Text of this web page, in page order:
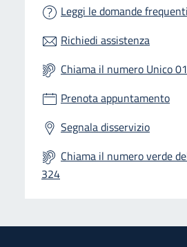
Leggi le domande frequenti
Richiedi assistenza
Chiama il numero Unico
Prenota appuntamento
Segnala disservizio
Chiama il numero verde
324